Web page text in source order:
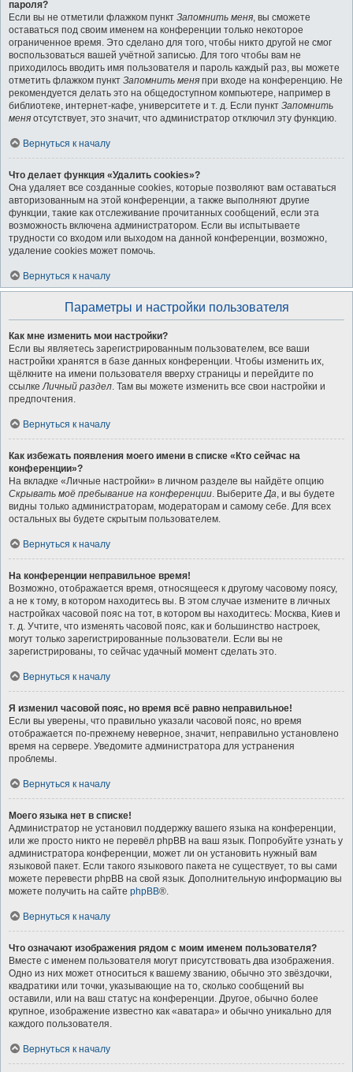
пароля?
Если вы не отметили флажком пункт Запомнить меня, вы сможете
оставаться под своим именем на конференции только некоторое
ограниченное время. Это сделано для того, чтобы никто другой не смог
воспользоваться вашей учётной записью. Для того чтобы вам не
приходилось вводить имя пользователя и пароль каждый раз, вы можете
отметить флажком пункт Запомнить меня при входе на конференцию. Не
рекомендуется делать это на общедоступном компьютере, например в
библиотеке, интернет-кафе, университете и т. д. Если пункт Запомнить
меня отсутствует, это значит, что администратор отключил эту функцию.
Вернуться к началу
Что делает функция «Удалить cookies»?
Она удаляет все созданные cookies, которые позволяют вам оставаться
авторизованным на этой конференции, а также выполняют другие
функции, такие как отслеживание прочитанных сообщений, если эта
возможность включена администратором. Если вы испытываете
трудности со входом или выходом на данной конференции, возможно,
удаление cookies может помочь.
Вернуться к началу
Параметры и настройки пользователя
Как мне изменить мои настройки?
Если вы являетесь зарегистрированным пользователем, все ваши
настройки хранятся в базе данных конференции. Чтобы изменить их,
щёлкните на имени пользователя вверху страницы и перейдите по
ссылкеЛичный раздел. Там вы можете изменить все свои настройки и
предпочтения.
Вернуться к началу
Как избежать появления моего имени в списке «Кто сейчас на
конференции»?
На вкладке «Личные настройки» в личном разделе вы найдёте опцию
Скрывать моё пребывание на конференции. ВыберитеДа, и вы будете
видны только администраторам, модераторам и самому себе. Для всех
остальных вы будете скрытым пользователем.
Вернуться к началу
На конференции неправильное время!
Возможно, отображается время, относящееся к другому часовому поясу,
а не к тому, в котором находитесь вы. В этом случае измените в личных
настройках часовой пояс на тот, в котором вы находитесь: Москва, Киев и
т. д. Учтите, что изменять часовой пояс, как и большинство настроек,
могут только зарегистрированные пользователи. Если вы не
зарегистрированы, то сейчас удачный момент сделать это.
Вернуться к началу
Я изменил часовой пояс, но время всё равно неправильное!
Если вы уверены, что правильно указали часовой пояс, но время
отображается по-прежнему неверное, значит, неправильно установлено
время на сервере. Уведомите администратора для устранения
проблемы.
Вернуться к началу
Моего языка нет в списке!
Администратор не установил поддержку вашего языка на конференции,
или же просто никто не перевёл phpBB на ваш язык. Попробуйте узнать у
администратора конференции, может ли он установить нужный вам
языковой пакет. Если такого языкового пакета не существует, то вы сами
можете перевести phpBB на свой язык. Дополнительную информацию вы
можете получить на сайте phpBB®.
Вернуться к началу
Что означают изображения рядом с моим именем пользователя?
Вместе с именем пользователя могут присутствовать два изображения.
Одно из них может относиться к вашему званию, обычно это звёздочки,
квадратики или точки, указывающие на то, сколько сообщений вы
оставили, или на ваш статус на конференции. Другое, обычно более
крупное, изображение известно как «аватара» и обычно уникально для
каждого пользователя.
Вернуться к началу